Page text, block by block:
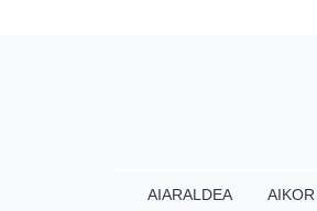
AIARALDEA AIKOR